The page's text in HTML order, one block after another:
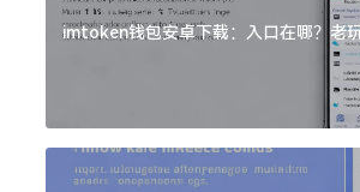
imtoken钱包安卓下载：入口在哪？老